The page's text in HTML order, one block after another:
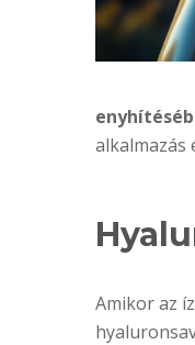
alkalmazás
Amikor az